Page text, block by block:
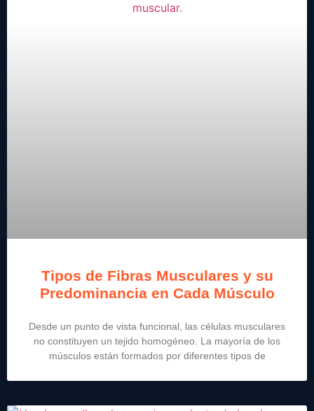
Tipos de Fibras Musculares y su
Predominancia en Cada Músculo
Desde un punto de vista funcional, las células musculares
no constituyen un tejido homogéneo. La mayoría de los
músculos están formados por diferentes tipos de